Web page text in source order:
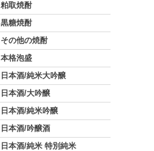
粕取焼酎
黒糖焼酎
その他の焼酎
本格泡盛
日本酒/純米大吟醸
日本酒/大吟醸
日本酒/純米吟醸
日本酒/吟醸酒
日本酒/純米 特別純米